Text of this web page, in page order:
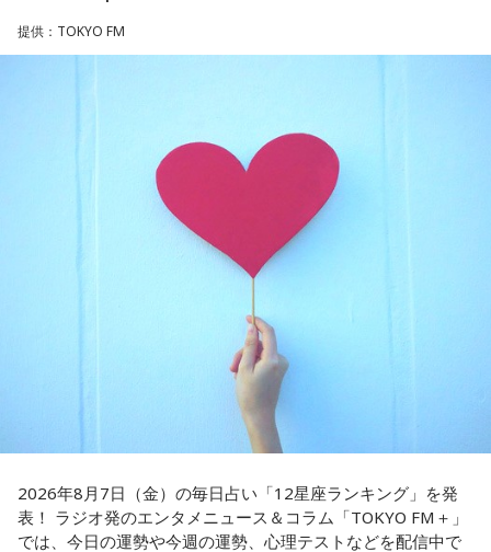
沖縄を訪れたらぜひ足を運んでほしい場所として、ゴリさん
は国際通り近くの「せんべろ街」を紹介しました。「そこだ
け東南アジアの空気感もあるので、1つの場所で2つの旅行を
しているみたい」と、その独特の魅力を語ります。
なかでもおすすめとして挙げたのが「米仙」です。お酒3杯に
牛の握りが絶品」だと紹介。「炙りと生があるんですけど、
炙らないほうがおすすめです」と、地元ならではの楽しみ方
さらに、「末廣ブルース」も外せない1軒です。建物のレトロ
感が魅力の豚串専門店で、「タンだとかハラミだとかハツ、
と話します。「けっこうペッパーが強めで、かなりおいしい
豚串です」と太鼓判を押しました。
督協会新人賞を受賞しました。また、「おきなわ新喜劇」の
旗揚げやYouTube「ゴリ★オキナワ」などを通じて、故郷・
本土復帰当時の記憶はありませんが、「僕らは“復帰っ子”と言
われている」と話すゴリさん。両親からは、復帰直後の沖縄
の活気や、ドルから円への切り替えをめぐる混乱を聞いて育
ちました。なかでも「『円になったほうがお金が減る』と文
句を言っていた」というエピソードは、当時ならではの出来
事として印象に残っているそうです。
阪へ。しかし翌朝、父親の姿はなく、「今日からおじさんと
おばさんと暮らすんだよ」と告げられます。「映画みたいな
嘘みたいな話で」と振り返るように、突然始まった新生活に
戸惑い、転校先でも誰とも話せない日々が続きました。
孤独を感じるなかで、「何かしなきゃ」との思いから、クラ
る」という気づきを得て、掃除の時間に机の上で松田聖子さ
んの「青い珊瑚礁」を歌いながら一発芸を披露。最初は教室
が静まり返ったものの、その後は「あんなに無口だった転校
提供：TOKYO FM
2026年8月7日（金）の毎日占い「12星座ランキング」を発
表！ ラジオ発のエンタメニュース＆コラム「TOKYO FM＋」
では、今日の運勢や今週の運勢、心理テストなどを配信中で